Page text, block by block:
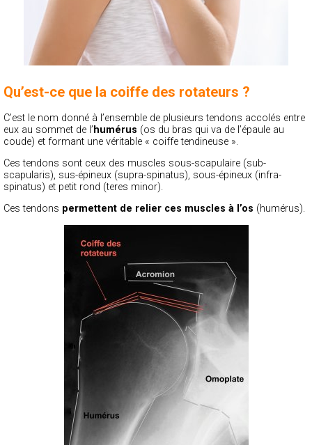
Qu’est-ce que la coiffe des rotateurs ?
C’est le nom donné à l’ensemble de plusieurs tendons accolés entre
eux au sommet de l’ humérus (os du bras qui va de l’épaule au
coude) et formant une véritable « coiffe tendineuse ».
Ces tendons sont ceux des muscles sous-scapulaire (sub-
scapularis), sus-épineux (supra-spinatus), sous-épineux (infra-
spinatus) et petit rond (teres minor).
Ces tendons permettent de relier ces muscles à l’os (humérus).